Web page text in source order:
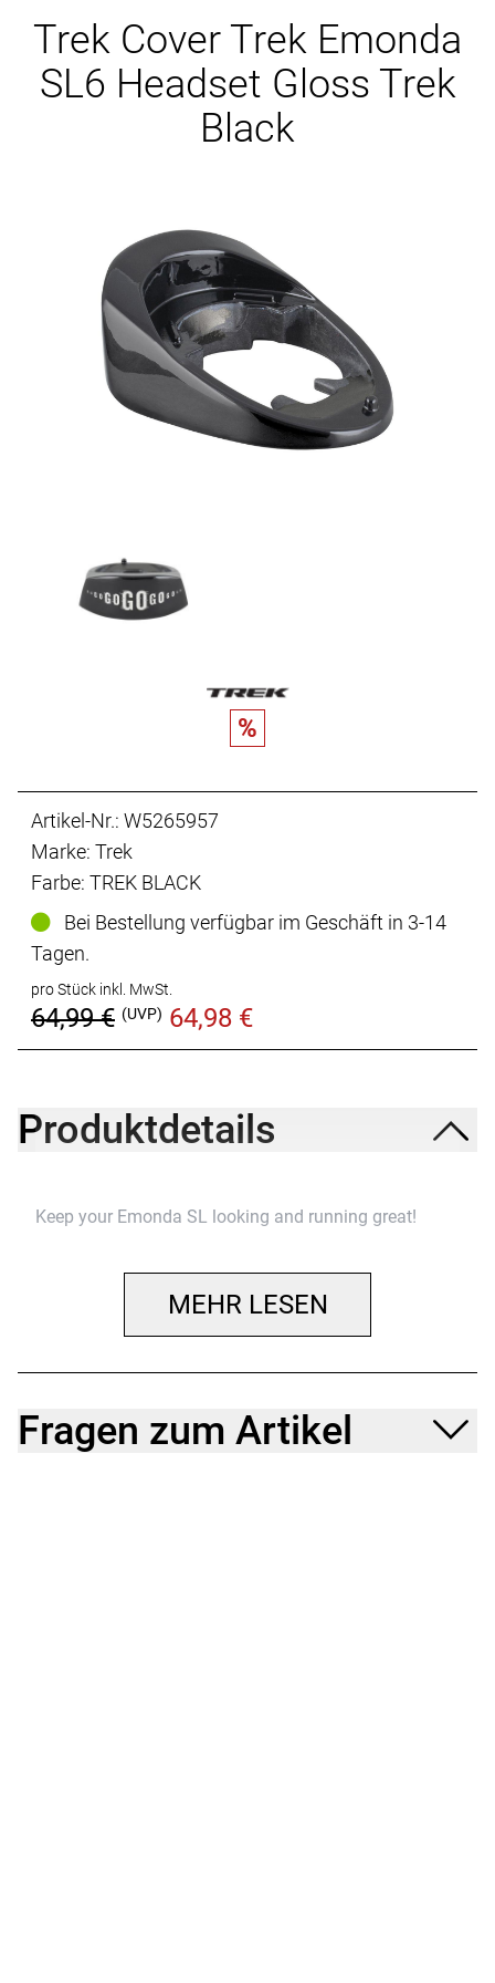
Trek Cover Trek Emonda
SL6 Headset Gloss Trek
Black
%
Artikel-Nr.: W5265957
Marke: Trek
Farbe: TREK BLACK
Bei Bestellung verfügbar im Geschäft in 3-14
Tagen.
pro Stück inkl. MwSt.
64,99 € (UVP) 64,98 €
Produktdetails
Keep your Emonda SL looking and running great!
MEHR LESEN
Fragen zum Artikel